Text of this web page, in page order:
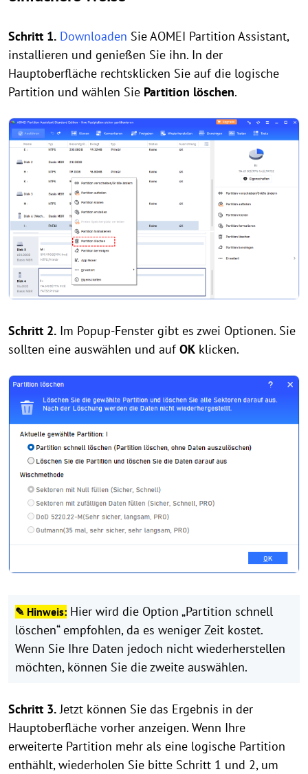
Schritt 1. Downloaden Sie AOMEI Partition Assistant,
installieren und genießen Sie ihn. In der
Hauptoberfläche rechtsklicken Sie auf die logische
Partition und wählen Sie Partition löschen.
Schritt 2. Im Popup-Fenster gibt es zwei Optionen. Sie
sollten eine auswählen und aufOK klicken.
✎ Hinweis: Hier wird die Option „Partition schnell
löschen“ empfohlen, da es weniger Zeit kostet.
Wenn Sie Ihre Daten jedoch nicht wiederherstellen
möchten, können Sie die zweite auswählen.
Schritt 3.Jetzt können Sie das Ergebnis in der
Hauptoberfläche vorher anzeigen. Wenn Ihre
erweiterte Partition mehr als eine logische Partition
enthählt, wiederholen Sie bitte Schritt 1 und 2, um